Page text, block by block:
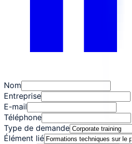
Nom
Entreprise
E-mail
Téléphone
Type de demande
Élément lié